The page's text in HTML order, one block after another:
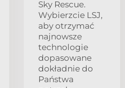
Sky Rescue.
Wybierzcie LSJ,
aby otrzymać
najnowsze
technologie
dopasowane
dokładnie do
Państwa